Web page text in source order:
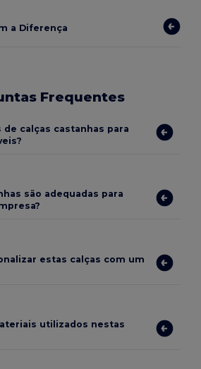
a Diferença
Frequentes
calças castanhas para
são adequadas para
estas calças com um
utilizados nestas